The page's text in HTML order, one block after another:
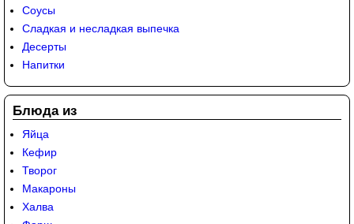
Соусы
Сладкая и несладкая выпечка
Десерты
Напитки
Блюда из
Яйца
Кефир
Творог
Макароны
Халва